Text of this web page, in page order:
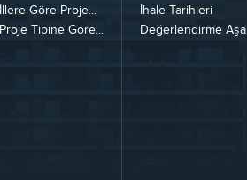
İllere Göre Proje...
Proje Tipine Göre...
İhale Tarihleri
Değerlendirme